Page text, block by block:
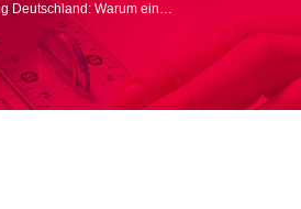
Deutschland: Warum ein…